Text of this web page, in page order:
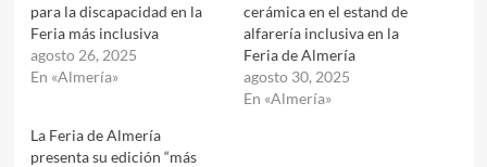
para la discapacidad en la
Feria más inclusiva
agosto 26, 2025
En «Almería»
cerámica en el estand de
alfarería inclusiva en la
Feria de Almería
agosto 30, 2025
En «Almería»
La Feria de Almería
presenta su edición “más